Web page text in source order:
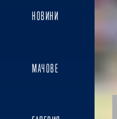
НОВИНИ
МАЧОВЕ